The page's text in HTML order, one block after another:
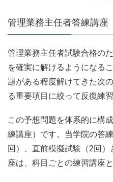
管理業務主任者答練講座
管理業務主任者試験合格の
を確実に解けるようになる
題がある程度解けてきた次
る重要項目に絞って反復練
この予想問題を体系的に構
練講座）です。当学院の答
回）、直前模擬試験（2回
座は、科目ごとの練習講座